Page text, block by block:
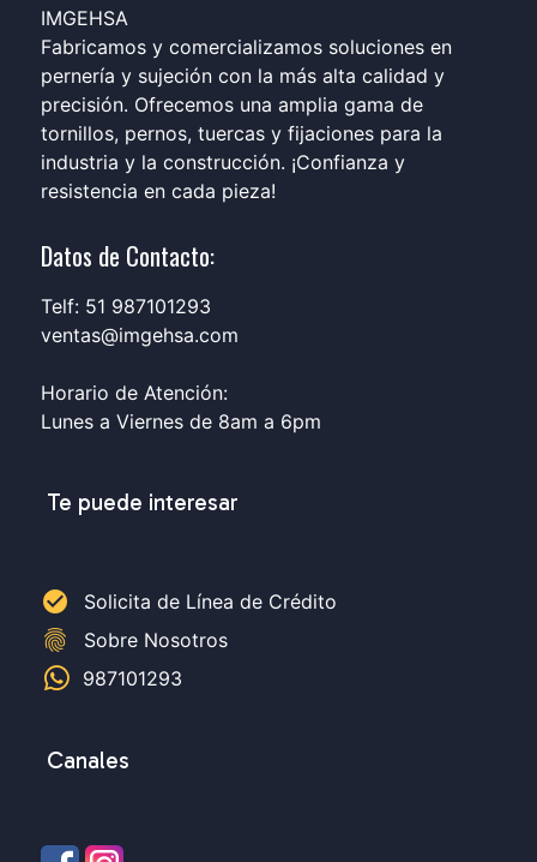
IMGEHSA
Fabricamos y comercializamos soluciones en
pernería y sujeción con la más alta calidad y
precisión. Ofrecemos una amplia gama de
tornillos, pernos, tuercas y fijaciones para la
industria y la construcción. ¡Confianza y
resistencia en cada pieza!
Datos de Contacto:
Telf: 51 987101293
ventas@imgehsa.com
Horario de Atención:
Lunes a Viernes de 8am a 6pm
Te puede interesar
check_circle Solicita de Línea de Crédito
fingerprint
Sobre Nosotros
987101293
Canales